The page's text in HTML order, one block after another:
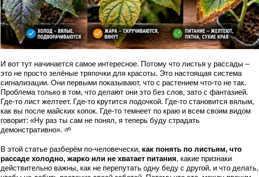
И вот тут начинается самое интересное. Потому что листья у рассады –
это не просто зелёные тряпочки для красоты. Это настоящая система
сигнализации. Они первыми показывают, что с растением что-то не так.
Проблема только в том, что делают они это без слов, зато с фантазией.
Где-то лист желтеет. Где-то крутится лодочкой. Где-то становится вялым,
как вы после майских копок. Где-то темнеет по краю и всем своим видом
говорит: «Ну раз ты сам не понял, я теперь буду страдать
демонстративно». 🌱
В этой статье разберём по-человечески, как понять по листьям, что
рассаде холодно, жарко или не хватает питания, какие признаки
действительно важны, как не перепутать одну беду с другой, и что делать,